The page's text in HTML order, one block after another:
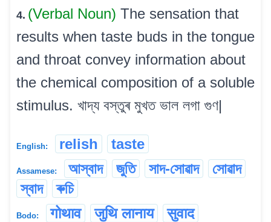
4. (Verbal Noun) The sensation that
results when taste buds in the tongue
and throat convey information about
the chemical composition of a soluble
stimulus. খাদ্য বস্তুৰ মুখত ভাল লগা গুণ|
English: relish taste
Assamese: আস্বাদ জুতি সাদ-সোৱাদ
সোৱাদ
স্বাদ
ৰুচি
Bodo: गोथाव जुथि लानाय सुवाद